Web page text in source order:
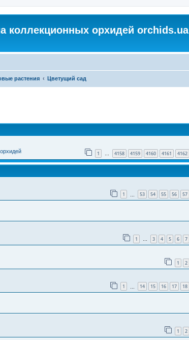
коллекционных орхидей orchids.ua
растения Цветущий сад
1 … 4158 4159 4160 4161 4162
1 53 54 55 56 57
1 … 3 4 5 6 7
1 2
1 14 15 16 17 18
1 2